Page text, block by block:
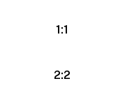
1:1
2:2